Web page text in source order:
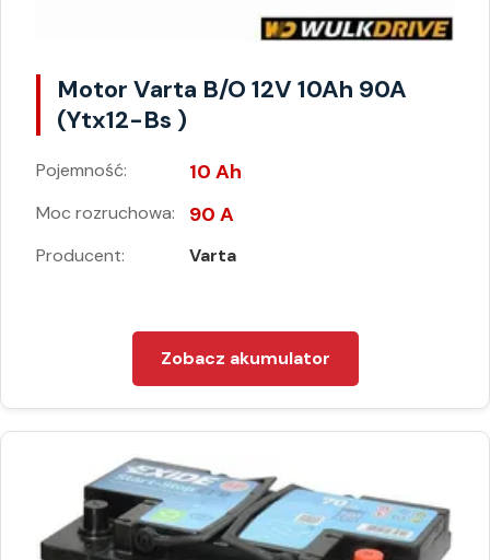
Motor Varta B/O 12V 10Ah 90A
(Ytx12-Bs )
Pojemność: 10 Ah
Moc rozruchowa: 90 A
Producent: Varta
Zobacz akumulator